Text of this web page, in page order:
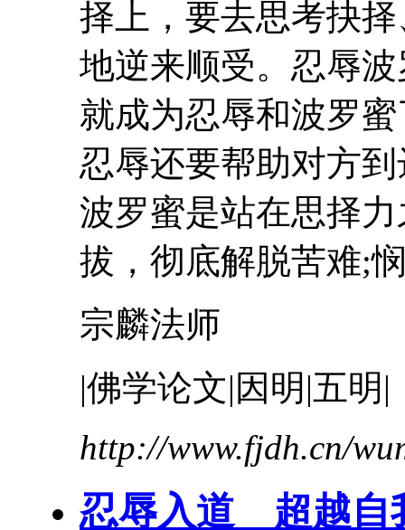
择上，要去思考抉
地逆来顺受。 忍辱波
就成为忍辱和波罗蜜
忍辱还要帮助对方
波罗蜜是站在思择
拔，彻底解脱苦难;
宗麟法师
|佛学论文|因明|五明|
http://www.fjdh.cn/
忍辱入道 超越自